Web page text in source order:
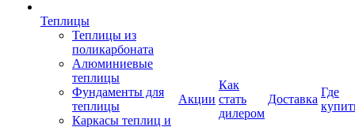
Теплицы
Теплицы из
поликарбоната
Алюминиевые
теплицы
Фундаменты для
теплицы
Каркасы теплиц и
Акции
Как
стать
дилером
Доставка
Где